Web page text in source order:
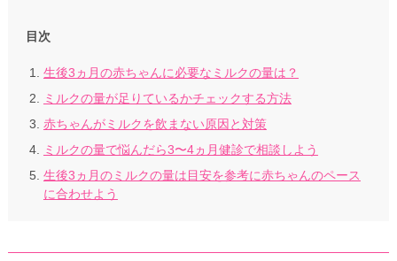
目次
生後3ヵ月の赤ちゃんに必要なミルクの量は？
ミルクの量が足りているかチェックする方法
赤ちゃんがミルクを飲まない原因と対策
ミルクの量で悩んだら3〜4ヵ月健診で相談しよう
生後3ヵ月のミルクの量は目安を参考に赤ちゃんのペース
に合わせよう